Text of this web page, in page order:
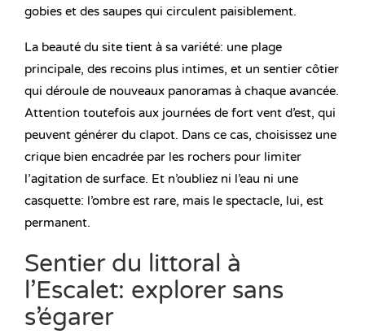
gobies et des saupes qui circulent paisiblement.
La beauté du site tient à sa variété: une plage
principale, des recoins plus intimes, et un sentier côtier
qui déroule de nouveaux panoramas à chaque avancée.
Attention toutefois aux journées de fort vent d’est, qui
peuvent générer du clapot. Dans ce cas, choisissez une
crique bien encadrée par les rochers pour limiter
l’agitation de surface. Et n’oubliez ni l’eau ni une
casquette: l’ombre est rare, mais le spectacle, lui, est
permanent.
Sentier du littoral à
l’Escalet: explorer sans
s’égarer